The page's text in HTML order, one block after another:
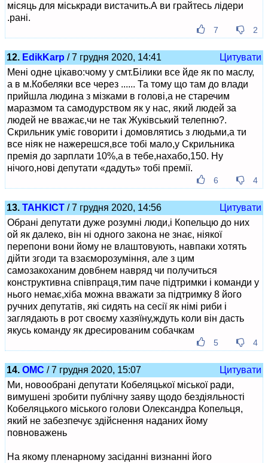
місяць для міськради вистачить.А ви грайтесь лідери
.рані.
7 2
12. EdikKarp / 7 грудня 2020, 14:41
Цитувати
Мені одне цікаво:чому у смт.Білики все йде як по маслу,
а в м.Кобеляки все через ...... Та тому що там до влади
прийшла людина з мізками в голові,а не старечим
маразмом та самодурством як у нас, який людей за
людей не вважає,чи не так Жуківський телепню?.
Скрильник уміє говорити і домовлятись з людьми,а ти
все ніяк не нажерешся,все тобі мало,у Скрильника
премія до зарплати 10%,а в тебе,нахабо,150. Ну
нічого,нові депутати «дадуть» тобі премії.
6 4
13. TAHKICT / 7 грудня 2020, 14:56
Цитувати
Обрані депутати дуже розумні люди,і Копельцю до них
ой як далеко, він ні одного закона не знає, ніякої
перепони вони йому не влаштовують, навпаки хотять
дійти згоди та взаєморозуміння, але з цим
самозакоханим довбнем навряд чи получиться
конструктивна співпраця,тим паче підтримки і команди у
нього немає,хіба можна вважати за підтримку 8 його
ручних депутатів, які сидять на сесії як німі риби і
заглядають в рот своєму хазяїну,ждуть коли він дасть
якусь команду як дресированим собачкам
5 4
14. ОМС / 7 грудня 2020, 15:07
Цитувати
Ми, новообрані депутати Кобеляцької міської ради,
вимушені зробити публічну заяву щодо бездіяльності
Кобеляцького міського голови Олександра Копельця,
який не забезпечує здійснення наданих йому
повноважень
На якому пленарному засіданні визнанні його